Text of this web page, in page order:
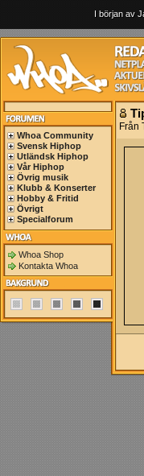
I början av
Whoa Community
Svensk Hiphop
Utländsk Hiphop
Vår Hiphop
Övrig musik
Klubb & Konserter
Hobby & Fritid
Övrigt
Specialforum
Whoa Shop
Kontakta Whoa
Från